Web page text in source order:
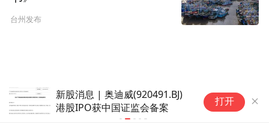
新股消息 | 奥迪威(920491.BJ)
港股IPO获中国证监会备案
立景创新冲刺港股 年入
中之困
打开
台州发布